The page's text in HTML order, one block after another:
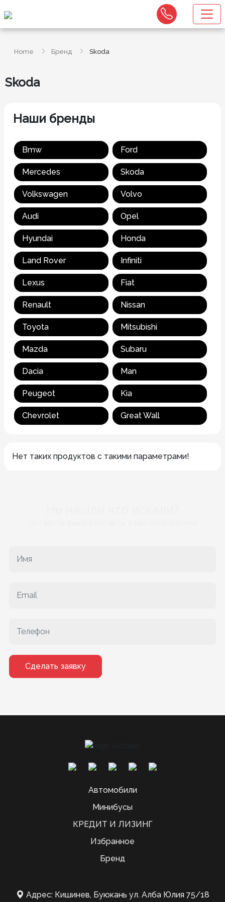
Home Бренд Skoda
Skoda
Наши бренды
Bmw Ford
Mercedes Skoda
Volkswagen Volvo
Audi Opel
Hyundai Honda
Land Rover Infiniti
Lexus Fiat
Renault Nissan
Toyota Mitsubishi
Mazda Subaru
Dacia Man
Peugeot Kia
Chevrolet Great Wall
Нет таких продуктов с такими параметрами!
Сделать заявку
Автомобили
Минибусы
КРЕДИТ И ЛИЗИНГ
Избранное
Бренд
Адрес: Кишинев, Буюкань ул. Алба Юлия 75/18